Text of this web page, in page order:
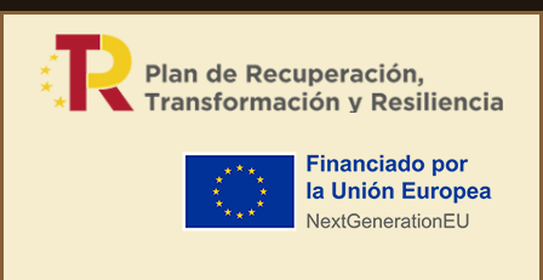
Este sitio utiliza cookiespropias y de terceros para medir